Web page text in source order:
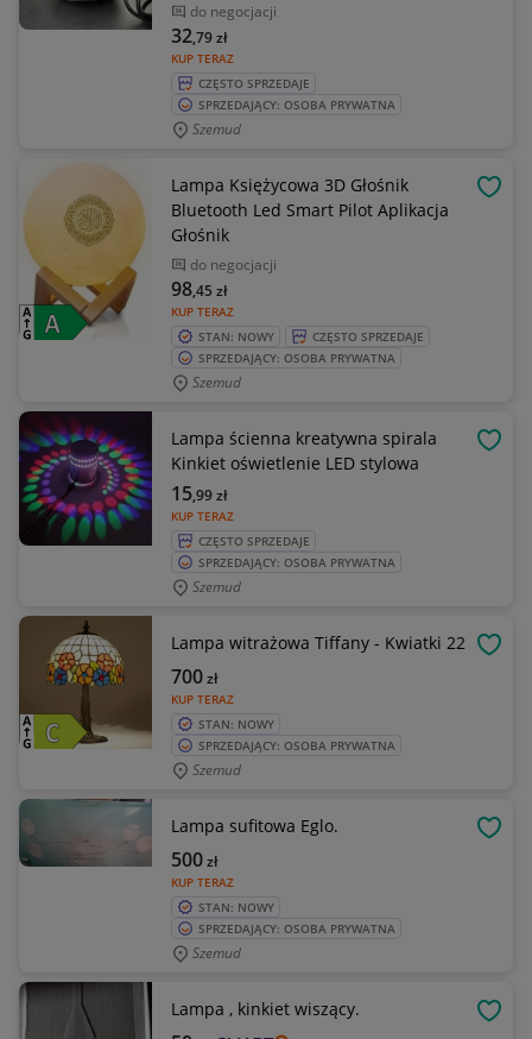
do negocjacji
KUP TERAZ
32,79zł
CZĘSTO SPRZEDAJE
SPRZEDAJĄCY: OSOBA PRYWATNA
Szemud
Lampa Księżycowa 3D Głośnik
Bluetooth Led Smart Pilot Aplikacja
Głośnik
do negocjacji
KUP TERAZ
98,45 zł
STAN: NOWY
CZĘSTO SPRZEDAJE
SPRZEDAJĄCY: OSOBA PRYWATNA
Szemud
Lampa ścienna kreatywna spirala
Kinkiet oświetlenie LED stylowa
KUP TERAZ
15,99zł
CZĘSTO SPRZEDAJE
SPRZEDAJĄCY: OSOBA PRYWATNA
Szemud
Lampa witrażowa Tiffany - Kwiatki 22
KUP TERAZ
700zł
STAN: NOWY
SPRZEDAJĄCY: OSOBA PRYWATNA
Szemud
Lampa sufitowa Eglo.
KUP TERAZ
500zł
STAN: NOWY
SPRZEDAJĄCY: OSOBA PRYWATNA
Szemud
Lampa , kinkiet wiszący.